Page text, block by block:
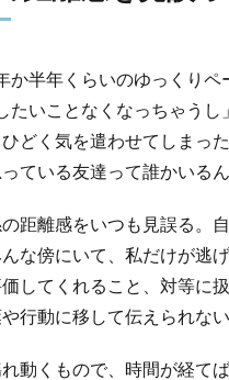
か半年くらいのゆっくり
たいことなくなっちゃう
どく気を遣わせてしまっ
ている友達って誰かいる
距離感をいつも見誤る。
な傍にいて、私だけが逃
してくれること、対等に
行動に移して伝えられな
動くもので、時間が経て